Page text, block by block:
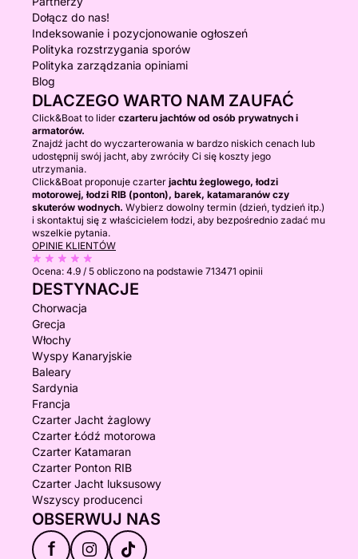
Dołącz do nas!
Indeksowanie i pozycjonowanie ogłoszeń
Polityka rozstrzygania sporów
Polityka zarządzania opiniami
Blog
DLACZEGO WARTO NAM ZAUFAĆ
Click&Boat to lider czarteru jachtów od osób prywatnych i
armatorów.
Znajdź jacht do wyczarterowania w bardzo niskich cenach lub
udostępnij swój jacht, aby zwróciły Ci się koszty jego
utrzymania.
Click&Boat proponuje czarter jachtu żeglowego, łodzi
motorowej, łodzi RIB (ponton), barek, katamaranów czy
skuterów wodnych. Wybierz dowolny termin (dzień, tydzień itp.)
i skontaktuj się z właścicielem łodzi, aby bezpośrednio zadać mu
wszelkie pytania.
OPINIE KLIENTÓW
Ocena: 4.9 / 5 obliczono na podstawie 713471 opinii
DESTYNACJE
Chorwacja
Grecja
Włochy
Wyspy Kanaryjskie
Baleary
Sardynia
Francja
Czarter Jacht żaglowy
Czarter Łódź motorowa
Czarter Katamaran
Czarter Ponton RIB
Czarter Jacht luksusowy
Wszyscy producenci
OBSERWUJ NAS
f